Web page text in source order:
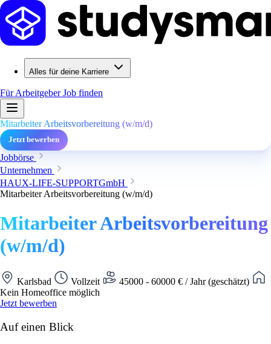
Alles für deine Karriere
Für ArbeitgeberJob finden
Mitarbeiter Arbeitsvorbereitung (w/m/d)
Jetzt bewerben
Jobbörse
Unternehmen
HAUX-LIFE-SUPPORTGmbH
Mitarbeiter Arbeitsvorbereitung (w/m/d)
Mitarbeiter Arbeitsvorbereitung
(w/m/d)
Karlsbad Vollzeit
45000 - 60000 € / Jahr (geschätzt)
Kein Homeoffice möglich
Jetzt bewerben
Auf einen Blick